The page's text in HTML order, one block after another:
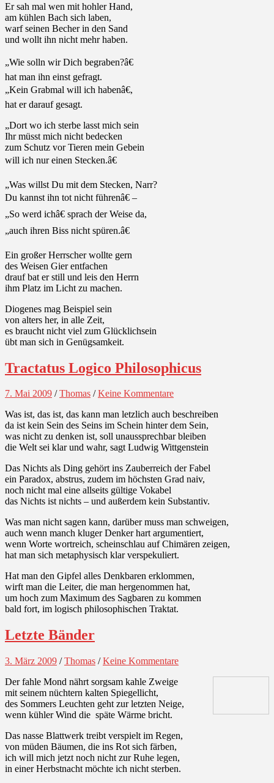
Er sah mal wen mit hohler Hand,
am kühlen Bach sich laben,
warf seinen Becher in den Sand
und wollt ihn nicht mehr haben.
„Wie solln wir Dich begraben?â€
hat man ihn einst gefragt.
„Kein Grabmal will ich habenâ€,
hat er darauf gesagt.
„Dort wo ich sterbe lasst mich sein
Ihr müsst mich nicht bedecken
zum Schutz vor Tieren mein Gebein
will ich nur einen Stecken.â€
„Was willst Du mit dem Stecken, Narr?
Du kannst ihn tot nicht führenâ€ –
„So werd ichâ€ sprach der Weise da,
„auch ihren Biss nicht spüren.â€
Ein großer Herrscher wollte gern
des Weisen Gier entfachen
drauf bat er still und leis den Herrn
ihm Platz im Licht zu machen.
Diogenes mag Beispiel sein
von alters her, in alle Zeit,
es braucht nicht viel zum Glücklichsein
übt man sich in Genügsamkeit.
Tractatus Logico Philosophicus
7. Mai 2009 /Thomas /Keine Kommentare
Was ist, das ist, das kann man letzlich auch beschreiben
da ist kein Sein des Seins im Schein hinter dem Sein,
was nicht zu denken ist, soll unaussprechbar bleiben
die Welt sei klar und wahr, sagt Ludwig Wittgenstein
Das Nichts als Ding gehört ins Zauberreich der Fabel
ein Paradox, abstrus, zudem im höchsten Grad naiv,
noch nicht mal eine allseits gültige Vokabel
das Nichts ist nichts – und außerdem kein Substantiv.
Was man nicht sagen kann, darüber muss man schweigen,
auch wenn manch kluger Denker hart argumentiert,
wenn Worte wortreich, scheinschlau auf Chimären zeigen,
hat man sich metaphysisch klar verspekuliert.
Hat man den Gipfel alles Denkbaren erklommen,
wirft man die Leiter, die man hergenommen hat,
um hoch zum Maximum des Sagbaren zu kommen
bald fort, im logisch philosophischen Traktat.
Letzte Bänder
3. März 2009 /Thomas /Keine Kommentare
Der fahle Mond nährt sorgsam kahle Zweige
mit seinem nüchtern kalten Spiegellicht,
des Sommers Leuchten geht zur letzten Neige,
wenn kühler Wind die späte Wärme bricht.
Das nasse Blattwerk treibt verspielt im Regen,
von müden Bäumen, die ins Rot sich färben,
ich will mich jetzt noch nicht zur Ruhe legen,
in einer Herbstnacht möchte ich nicht sterben.